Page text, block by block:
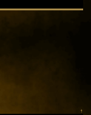
↑